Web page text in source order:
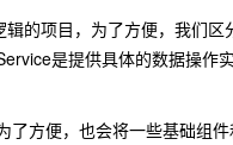
的项目，为了方便，我们
是提供具体的数据操作
方便，也会将一些基础组